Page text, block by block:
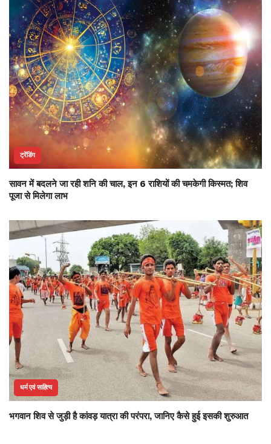
ट्रेंडिंग
सावन में बदलने जा रही शनि की चाल, इन 6 राशियों की चमकेगी किस्मत; शिव
पूजा से मिलेगा लाभ
धर्म एवं साहित्य
भगवान शिव से जुड़ी है कांवड़ यात्रा की परंपरा, जानिए कैसे हुई इसकी शुरुआत